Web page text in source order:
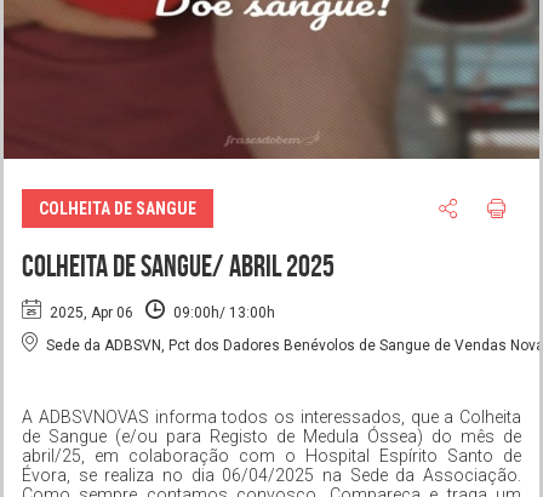
COLHEITA DE SANGUE
COLHEITA DE SANGUE/ ABRIL 2025
2025, Apr 06
09:00h/ 13:00h
Sede da ADBSVN, Pct dos Dadores Benévolos de Sangue de Vendas
A ADBSVNOVAS informa todos os interessados, que a Colheita
de Sangue (e/ou para Registo de Medula Óssea) do mês de
abril/25, em colaboração com o Hospital Espírito Santo de
Évora, se realiza no dia 06/04/2025 na Sede da Associação.